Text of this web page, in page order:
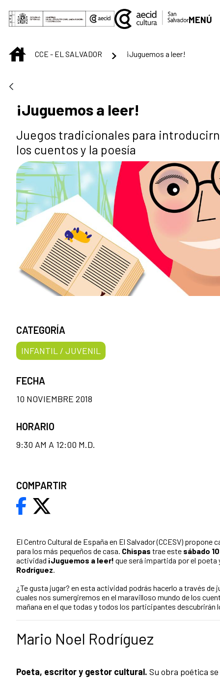
Saltar al contenido principal
MENÚ
INICIOCCE - EL SALVADOR ¡Juguemos a leer!
¡Juguemos a leer!
Juegos tradicionales para
los cuentos y la poesía
El Centro Cultural de España en El Salvador (CCESV)
para los más pequeños de casa. Chispas trae este sábado
actividad ¡Juguemos a leer! que será impartida por el
Rodríguez.
¿Te gusta jugar? en esta actividad podrás hacerlo a través de
cuales nos sumergiremos en el maravilloso mundo de los
mañana en el que todas y todos los participantes descubrirán
Mario Noel Rodríguez
Poeta, escritor y gestor cultural. Su obra poética
CATEGORÍA
INFANTIL / JUVENIL
FECHA
10 NOVIEMBRE 2018
HORARIO
9:30 AM A 12:00 M.D.
COMPARTIR